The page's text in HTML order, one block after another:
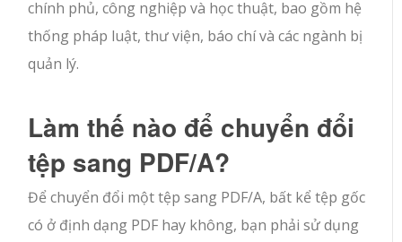
chính phủ, công nghiệp và học thuật, bao gồm hệ
thống pháp luật, thư viện, báo chí và các ngành bị
quản lý.
Làm thế nào để chuyển đổi
tệp sang PDF/A?
Để chuyển đổi một tệp sang PDF/A, bất kể tệp gốc
có ở định dạng PDF hay không, bạn phải sử dụng